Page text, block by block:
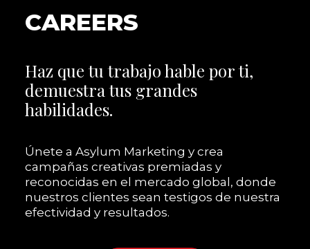
CAREERS
Haz que tu trabajo hable por ti,
demuestra tus grandes
habilidades.
Únete a Asylum Marketing y crea
campañas creativas premiadas y
reconocidas en el mercado global, donde
nuestros clientes sean testigos de nuestra
efectividad y resultados.